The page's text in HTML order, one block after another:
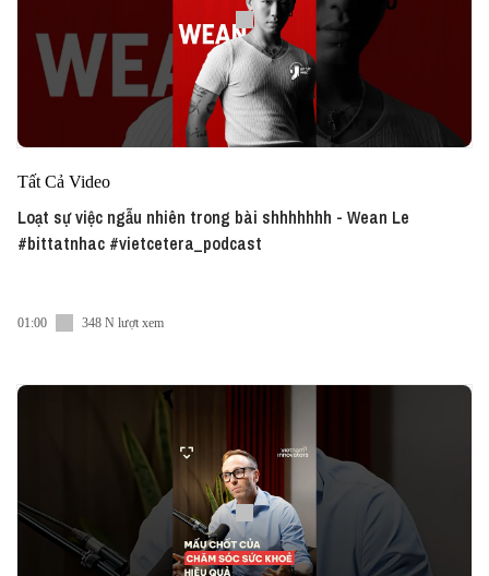
Tất Cả Video
Loạt sự việc ngẫu nhiên trong bài shhhhhhh - Wean Le
#bittatnhac #vietcetera_podcast
01:00 348 N lượt xem